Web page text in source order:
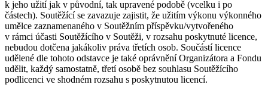
k jeho užití jak v původní, tak upravené podobě (vcelku i po
částech). Soutěžící se zavazuje zajistit, že užitím výkonu výkonného
umělce zaznamenaného v Soutěžním příspěvku/vytvořeného
v rámci účasti Soutěžícího v Soutěži, v rozsahu poskytnuté licence,
nebudou dotčena jakákoliv práva třetích osob. Součástí licence
udělené dle tohoto odstavce je také oprávnění Organizátora a Fondu
udělit, každý samostatně, třetí osobě bez souhlasu Soutěžícího
podlicenci ve shodném rozsahu s poskytnutou licencí.